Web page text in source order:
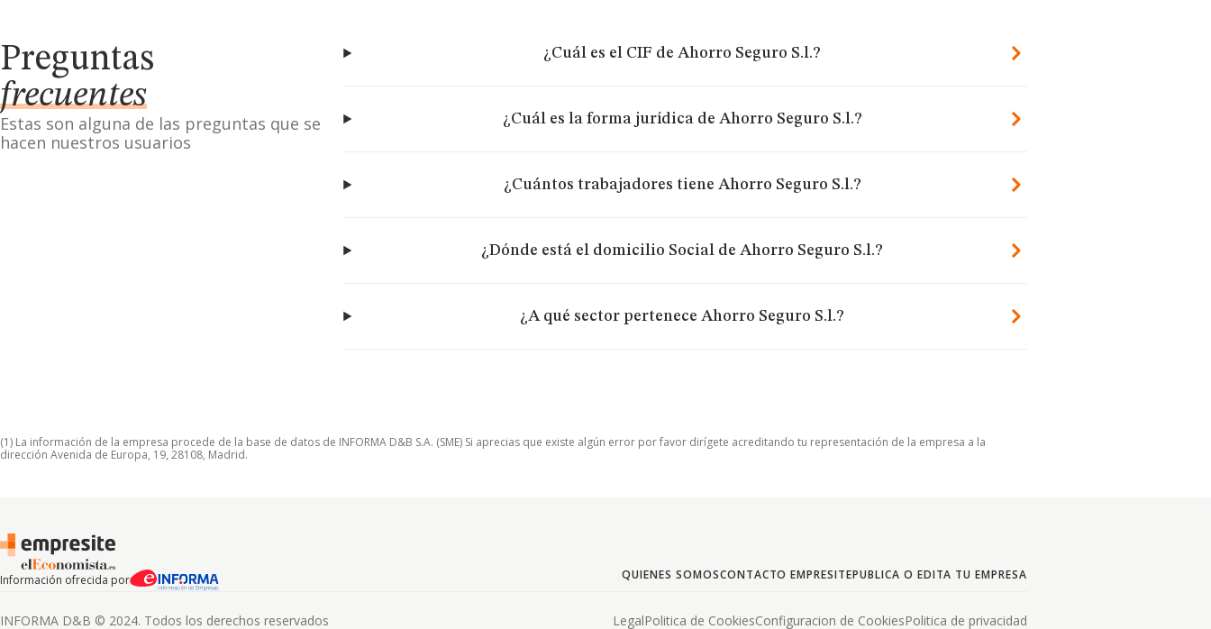
Preguntas
frecuentes
Estas son alguna de las preguntas que se
hacen nuestros usuarios
¿Cuál es el CIF de Ahorro Seguro S.l.?
¿Cuál es la forma jurídica de Ahorro Seguro S.l.?
¿Cuántos trabajadores tiene Ahorro Seguro S.l.?
¿Dónde está el domicilio Social de Ahorro Seguro S.l.?
¿A qué sector pertenece Ahorro Seguro S.l.?
(1) La información de la empresa procede de la base de datos de INFORMA D&B S.A. (SME) Si aprecias que existe algún error por favor dirígete acreditando tu representación de la empresa a la
dirección Avenida de Europa, 19, 28108, Madrid.
Información ofrecida por QUIENES SOMOSCONTACTO EMPRESITEPUBLICA O EDITA TU EMPRESA
INFORMA D&B © 2024. Todos los derechos reservados LegalPolitica de CookiesConfiguracion de CookiesPolitica de privacidad